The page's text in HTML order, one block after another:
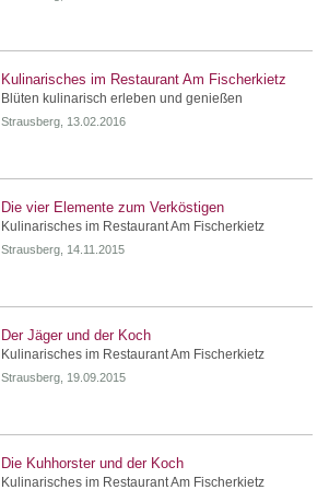
Kulinarisches im Restaurant Am Fischerkietz
Blüten kulinarisch erleben und genießen
Strausberg, 13.02.2016
Die vier Elemente zum Verköstigen
Kulinarisches im Restaurant Am Fischerkietz
Strausberg, 14.11.2015
Der Jäger und der Koch
Kulinarisches im Restaurant Am Fischerkietz
Strausberg, 19.09.2015
Die Kuhhorster und der Koch
Kulinarisches im Restaurant Am Fischerkietz